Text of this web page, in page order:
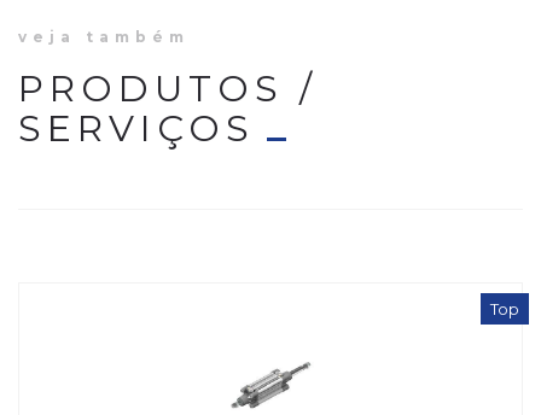
veja também
PRODUTOS /
SERVIÇOS
Top